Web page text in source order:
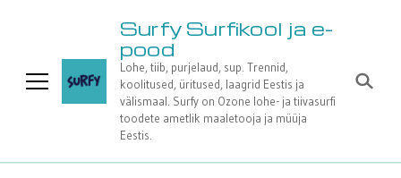
Surfy Surfikool ja e-
pood
Lohe, tiib, purjelaud, sup. Trennid,
koolitused, üritused, laagrid Eestis ja
välismaal. Surfy on Ozone lohe- ja tiivasurfi
toodete ametlik maaletooja ja müüja
Eestis.